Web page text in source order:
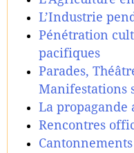
L’Industrie
Pénétration
pacifiques
Parades,
Manifestations
La propagande
Rencontres